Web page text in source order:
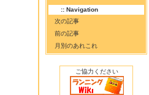
:: Navigation
次の記事
前の記事
月別のあれこれ
ご協力ください